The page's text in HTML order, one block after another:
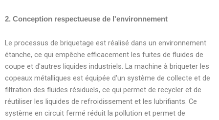
2. Conception respectueuse de l'environnement
Le processus de briquetage est réalisé dans un environnement
étanche, ce qui empêche efficacement les fuites de fluides de
coupe et d'autres liquides industriels. La machine à briqueter les
copeaux métalliques est équipée d'un système de collecte et de
filtration des fluides résiduels, ce qui permet de recycler et de
réutiliser les liquides de refroidissement et les lubrifiants. Ce
système en circuit fermé réduit la pollution et permet de